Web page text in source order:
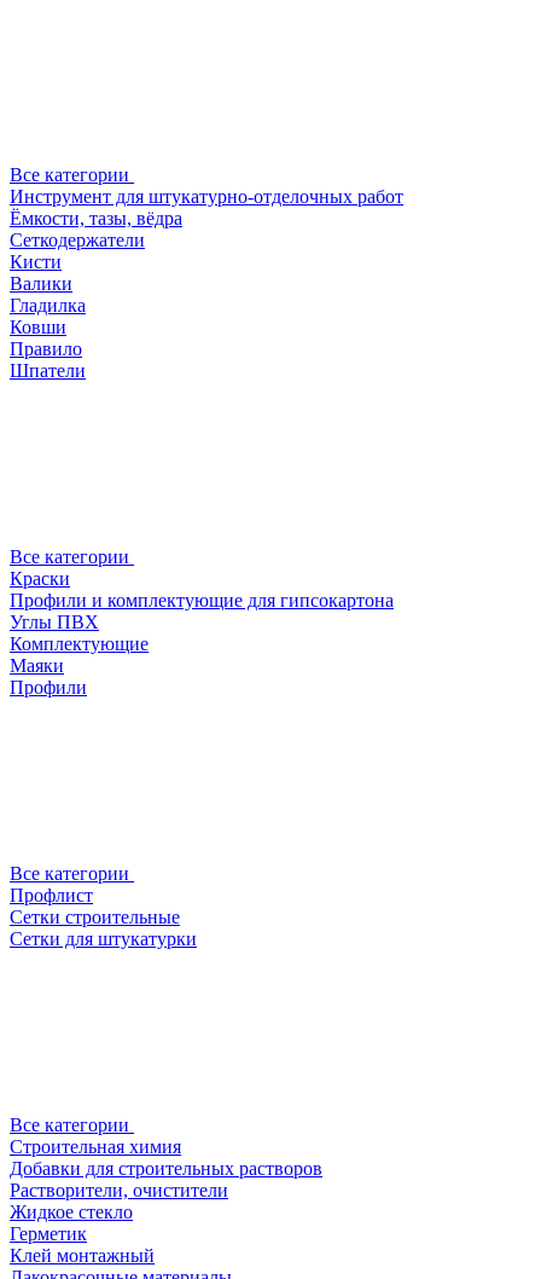
Все категории
Инструмент для штукатурно-отделочных работ
Ёмкости, тазы, вёдра
Сеткодержатели
Кисти
Валики
Гладилка
Ковши
Правило
Шпатели
Все категории
Краски
Профили и комплектующие для гипсокартона
Углы ПВХ
Комплектующие
Маяки
Профили
Все категории
Профлист
Сетки строительные
Сетки для штукатурки
Все категории
Строительная химия
Добавки для строительных растворов
Растворители, очистители
Жидкое стекло
Герметик
Клей монтажный